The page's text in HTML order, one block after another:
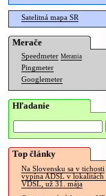
Satelitná mapa SR
Merače
Speedmeter Merania
Pingmeter
Googlemeter
Hľadanie
Top články
Na Slovensku sa v tichosti
vypína ADSL v lokalitách
VDSL, už 31. mája